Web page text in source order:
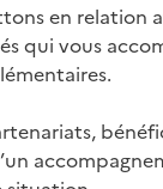
en relation
qui vous